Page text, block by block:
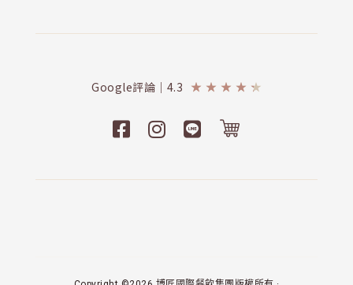
Google評論｜4.3 ★ ★ ★ ★ ★